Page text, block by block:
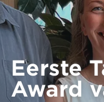
Eerste
Award